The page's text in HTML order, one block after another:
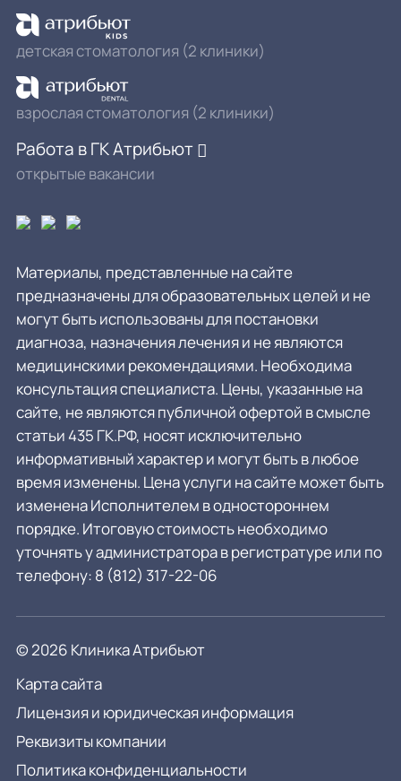
детская стоматология (2 клиники)
взрослая стоматология (2 клиники)
Работа в ГК Атрибьют
открытые вакансии
Материалы, представленные на сайте
предназначены для образовательных целей и не
могут быть использованы для постановки
диагноза, назначения лечения и не являются
медицинскими рекомендациями. Необходима
консультация специалиста. Цены, указанные на
сайте, не являются публичной офертой в смысле
статьи 435 ГК.РФ, носят исключительно
информативный характер и могут быть в любое
время изменены. Цена услуги на сайте может быть
изменена Исполнителем в одностороннем
порядке. Итоговую стоимость необходимо
уточнять у администратора в регистратуре или по
телефону: 8 (812) 317-22-06
© 2026 Клиника Атрибьют
Карта сайта
Лицензия и юридическая информация
Реквизиты компании
Политика конфиденциальности